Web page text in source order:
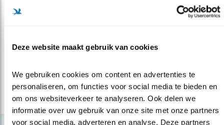
Deze website maakt gebruik van cookies
We gebruiken cookies om content en advertenties te
personaliseren, om functies voor social media te bieden en
om ons websiteverkeer te analyseren. Ook delen we
informatie over uw gebruik van onze site met onze partners
voor social media, adverteren en analyse. Deze partners
tour.
Arjan Dwarshuis
lees meer